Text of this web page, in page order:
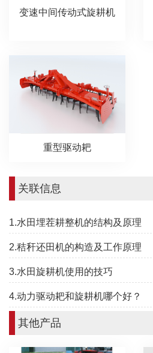
变速中间传动式旋耕机
重型驱动耙
关联信息
1.水田埋茬耕整机的结构及原理
2.秸秆还田机的构造及工作原理
3.水田旋耕机使用的技巧
4.动力驱动耙和旋耕机哪个好？
其他产品